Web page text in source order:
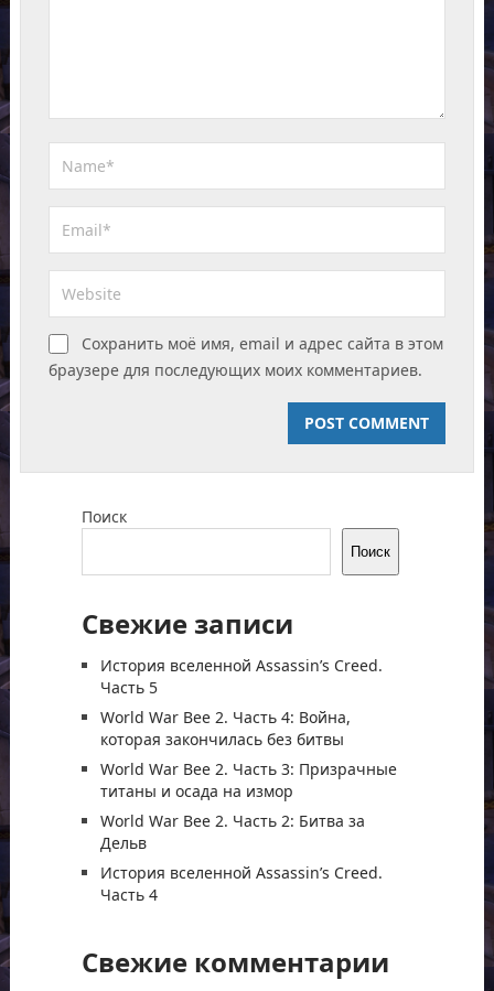
Сохранить моё имя, email и адрес сайта в этом
браузере для последующих моих комментариев.
Поиск
Поиск
Свежие записи
История вселенной Assassin’s Creed.
Часть 5
World War Bee 2. Часть 4: Война,
которая закончилась без битвы
World War Bee 2. Часть 3: Призрачные
титаны и осада на измор
World War Bee 2. Часть 2: Битва за
Дельв
История вселенной Assassin’s Creed.
Часть 4
Свежие комментарии